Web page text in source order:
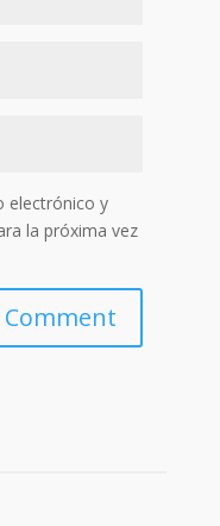
electrónico y
la próxima vez